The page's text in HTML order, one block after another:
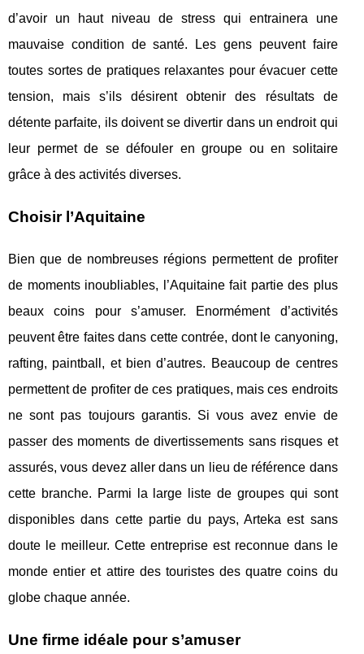
d’avoir un haut niveau de stress qui entrainera une
mauvaise condition de santé. Les gens peuvent faire
toutes sortes de pratiques relaxantes pour évacuer cette
tension, mais s’ils désirent obtenir des résultats de
détente parfaite, ils doivent se divertir dans un endroit qui
leur permet de se défouler en groupe ou en solitaire
grâce à des activités diverses.
Choisir l’Aquitaine
Bien que de nombreuses régions permettent de profiter
de moments inoubliables, l’Aquitaine fait partie des plus
beaux coins pour s’amuser. Enormément d’activités
peuvent être faites dans cette contrée, dont le canyoning,
rafting, paintball, et bien d’autres. Beaucoup de centres
permettent de profiter de ces pratiques, mais ces endroits
ne sont pas toujours garantis. Si vous avez envie de
passer des moments de divertissements sans risques et
assurés, vous devez aller dans un lieu de référence dans
cette branche. Parmi la large liste de groupes qui sont
disponibles dans cette partie du pays, Arteka est sans
doute le meilleur. Cette entreprise est reconnue dans le
monde entier et attire des touristes des quatre coins du
globe chaque année.
Une firme idéale pour s’amuser